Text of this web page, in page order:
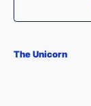
The Unicorn